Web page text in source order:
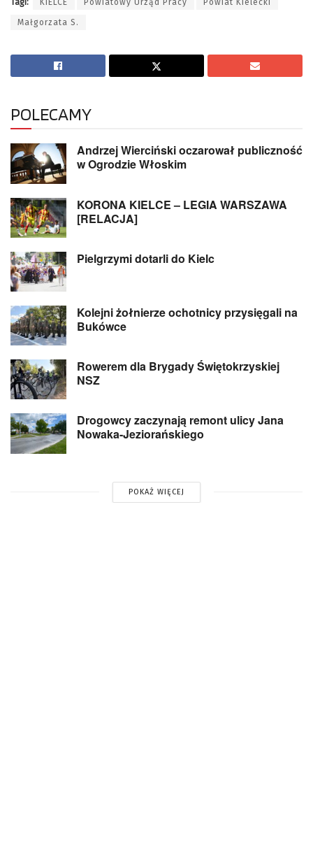
Tagi: KIELCE Powiatowy Urząd Pracy Powiat Kielecki
Małgorzata S.
POLECAMY
Andrzej Wierciński oczarował publiczność
w Ogrodzie Włoskim
KORONA KIELCE – LEGIA WARSZAWA
[RELACJA]
Pielgrzymi dotarli do Kielc
Kolejni żołnierze ochotnicy przysięgali na
Bukówce
Rowerem dla Brygady Świętokrzyskiej
NSZ
Drogowcy zaczynają remont ulicy Jana
Nowaka-Jeziorańskiego
POKAŻ WIĘCEJ